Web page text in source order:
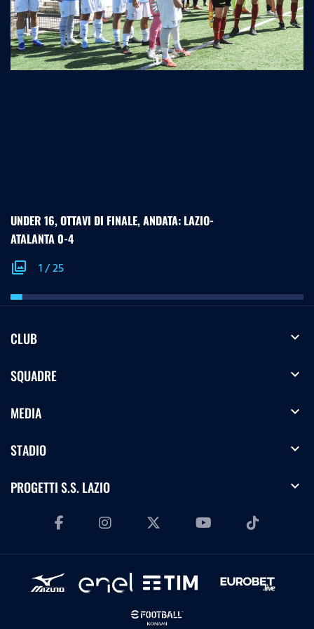
UNDER 16, OTTAVI DI FINALE, ANDATA: LAZIO-
ATALANTA 0-4
photo_library 1/25
CLUB expand_more
SQUADRE expand_more
MEDIA expand_more
STADIO expand_more
PROGETTI S.S. LAZIO expand_more